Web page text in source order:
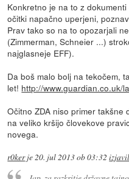
Konkretno je na to z
očitki napačno uperjeni,
Prav tako so na to opozarjali
(Zimmerman, Schneier ...)
najglasneje EFF).
Da boš malo bolj na tekočem,
let! http://www.guardian.co.uk/
Očitno ZDA niso primer takšne
na veliko kršijo človekove
novega.
r0kerje20. jul 2013 ob 03:32